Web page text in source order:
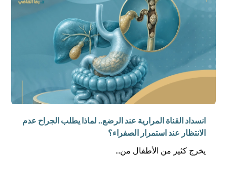
انسداد القناة المرارية عند الرضع.. لماذا يطلب الجراح عدم
الانتظار عند استمرار الصفراء؟
يخرج كثير من الأطفال من...